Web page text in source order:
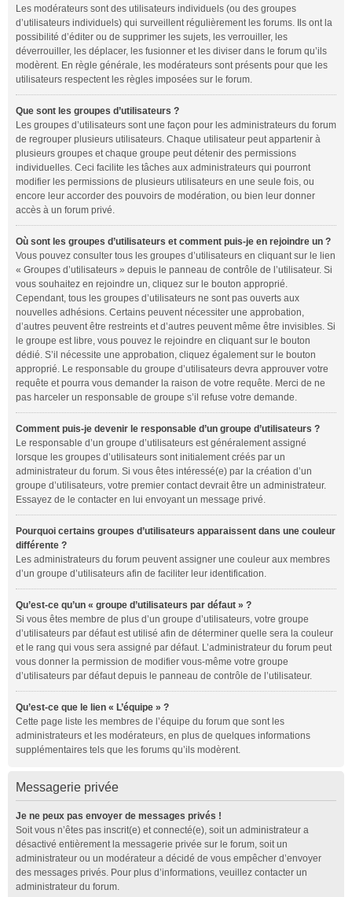
Les modérateurs sont des utilisateurs individuels (ou des groupes
d’utilisateurs individuels) qui surveillent régulièrement les forums. Ils ont la
possibilité d’éditer ou de supprimer les sujets, les verrouiller, les
déverrouiller, les déplacer, les fusionner et les diviser dans le forum qu’ils
modèrent. En règle générale, les modérateurs sont présents pour que les
utilisateurs respectent les règles imposées sur le forum.
Que sont les groupes d’utilisateurs ?
Les groupes d’utilisateurs sont une façon pour les administrateurs du forum
de regrouper plusieurs utilisateurs. Chaque utilisateur peut appartenir à
plusieurs groupes et chaque groupe peut détenir des permissions
individuelles. Ceci facilite les tâches aux administrateurs qui pourront
modifier les permissions de plusieurs utilisateurs en une seule fois, ou
encore leur accorder des pouvoirs de modération, ou bien leur donner
accès à un forum privé.
Où sont les groupes d’utilisateurs et comment puis-je en rejoindre un ?
Vous pouvez consulter tous les groupes d’utilisateurs en cliquant sur le lien
« Groupes d’utilisateurs » depuis le panneau de contrôle de l’utilisateur. Si
vous souhaitez en rejoindre un, cliquez sur le bouton approprié.
Cependant, tous les groupes d’utilisateurs ne sont pas ouverts aux
nouvelles adhésions. Certains peuvent nécessiter une approbation,
d’autres peuvent être restreints et d’autres peuvent même être invisibles. Si
le groupe est libre, vous pouvez le rejoindre en cliquant sur le bouton
dédié. S’il nécessite une approbation, cliquez également sur le bouton
approprié. Le responsable du groupe d’utilisateurs devra approuver votre
requête et pourra vous demander la raison de votre requête. Merci de ne
pas harceler un responsable de groupe s’il refuse votre demande.
Comment puis-je devenir le responsable d’un groupe d’utilisateurs ?
Le responsable d’un groupe d’utilisateurs est généralement assigné
lorsque les groupes d’utilisateurs sont initialement créés par un
administrateur du forum. Si vous êtes intéressé(e) par la création d’un
groupe d’utilisateurs, votre premier contact devrait être un administrateur.
Essayez de le contacter en lui envoyant un message privé.
Pourquoi certains groupes d’utilisateurs apparaissent dans une couleur
différente ?
Les administrateurs du forum peuvent assigner une couleur aux membres
d’un groupe d’utilisateurs afin de faciliter leur identification.
Qu’est-ce qu’un « groupe d’utilisateurs par défaut » ?
Si vous êtes membre de plus d’un groupe d’utilisateurs, votre groupe
d’utilisateurs par défaut est utilisé afin de déterminer quelle sera la couleur
et le rang qui vous sera assigné par défaut. L’administrateur du forum peut
vous donner la permission de modifier vous-même votre groupe
d’utilisateurs par défaut depuis le panneau de contrôle de l’utilisateur.
Qu’est-ce que le lien « L’équipe » ?
Cette page liste les membres de l’équipe du forum que sont les
administrateurs et les modérateurs, en plus de quelques informations
supplémentaires tels que les forums qu’ils modèrent.
Messagerie privée
Je ne peux pas envoyer de messages privés !
Soit vous n’êtes pas inscrit(e) et connecté(e), soit un administrateur a
désactivé entièrement la messagerie privée sur le forum, soit un
administrateur ou un modérateur a décidé de vous empêcher d’envoyer
des messages privés. Pour plus d’informations, veuillez contacter un
administrateur du forum.